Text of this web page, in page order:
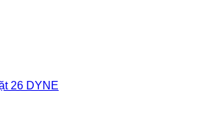
26 DYNE